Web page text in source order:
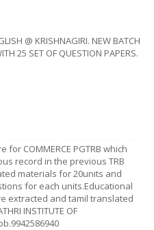
@ KRISHNAGIRI. NEW BATCH
25 SET OF QUESTION PAPERS.
COMMERCE PGTRB which
record in the previous TRB
materials for 20units and
for each units.Educational
extracted and tamil translated
INSTITUTE OF